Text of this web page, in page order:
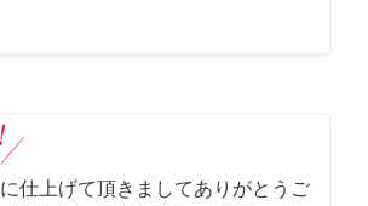
仕上げて頂きましてありがとうご